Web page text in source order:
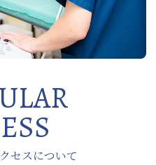
セスについて